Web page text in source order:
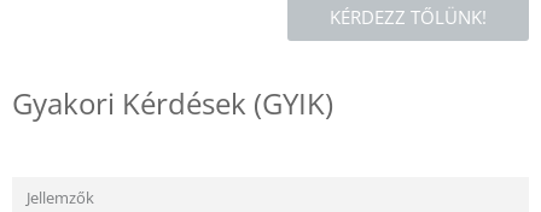
KÉRDEZZ TŐLÜNK!
Gyakori Kérdések (GYIK)
Jellemzők